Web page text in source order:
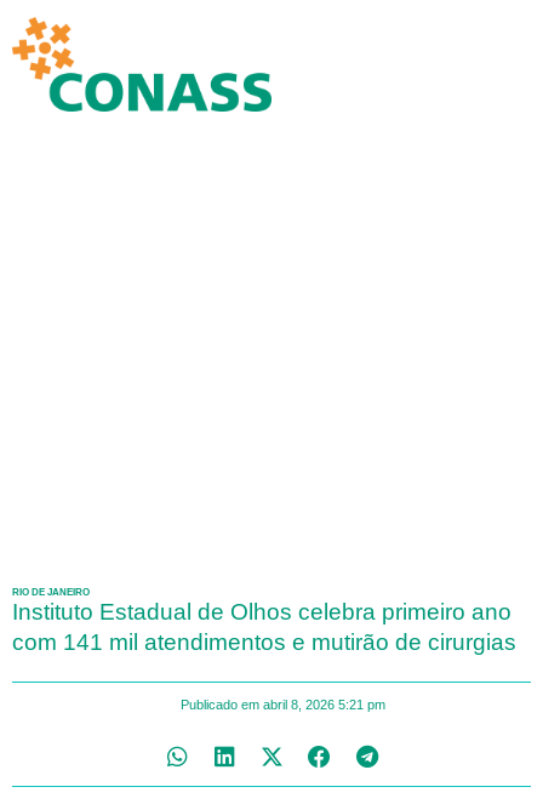
RIO DE JANEIRO
Instituto Estadual de Olhos celebra primeiro ano
com 141 mil atendimentos e mutirão de cirurgias
Publicado em abril 8, 2026 5:21 pm